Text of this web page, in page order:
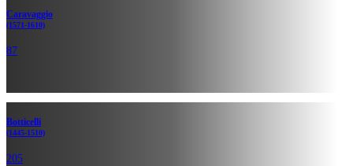
Caravaggio
(1571-1610)
87
Botticelli
(1445-1510)
205